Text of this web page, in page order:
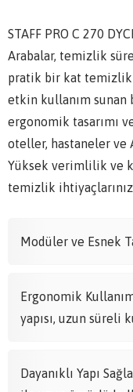
STAFF PRO C 270
Arabalar, temizlik
pratik bir kat temizlik
etkin kullanım sunan
ergonomik tasarımı
oteller, hastaneler ve
Yüksek verimlilik ve
temizlik
Modüler ve Esnek
Ergonomik
yapısı, uzun süreli
Dayanıklı Yapı